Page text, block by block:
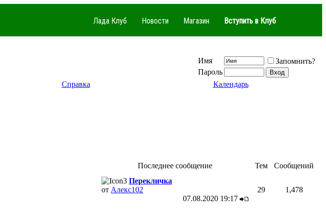
Лада Клуб Новости Магазин Вступить в Клуб
Имя
Запомнить?
Пароль
Справка Календарь
Последнее сообщение Тем Сообщений
Перекличка
от Алекс102
07.08.2020 19:17
29 1,478